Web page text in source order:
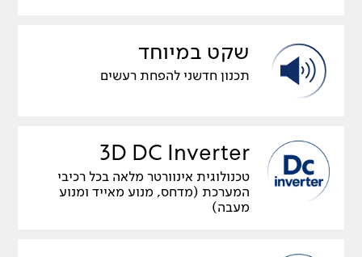
שקט במיוחד
תכנון חדשני להפחת רעשים
3D DC Inverter
טכנולוגית אינוורטר מלאה בכל רכיבי
המערכת (מדחס, מנוע מאייד ומנוע
מעבה)